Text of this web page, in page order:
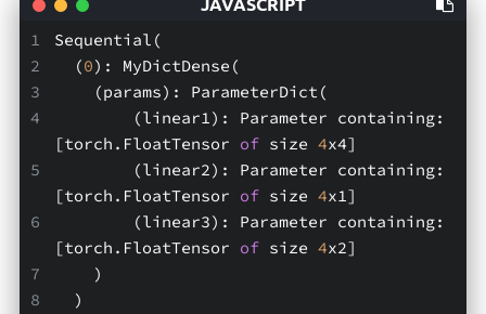
Sequential(
  (
0): MyDictDense(
    (params): ParameterDict(
[torch.FloatTensor of size 4x4]
[torch.FloatTensor of size 4x1]
[torch.FloatTensor of size 4x2]
    )
  )